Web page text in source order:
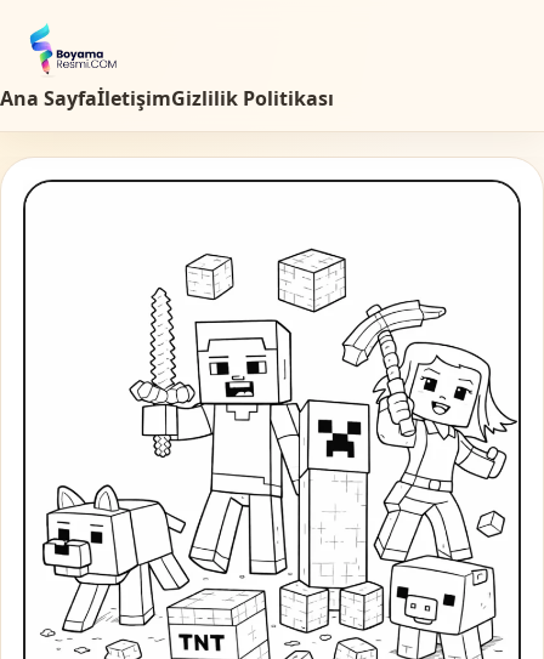
Ana SayfaİletişimGizlilik Politikası